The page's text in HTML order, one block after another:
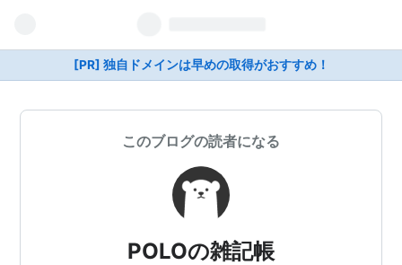
[PR] 独自ドメインは早めの取得がおすすめ！
このブログの読者になる
POLOの雑記帳